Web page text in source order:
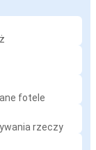
fotele
rzeczy